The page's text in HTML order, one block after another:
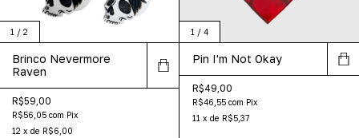
1 / 2
Brinco Nevermore
Raven
R$59,00
R$56,05 com Pix
12 x de R$6,00
1 / 4
Pin I'm Not Okay
R$49,00
R$46,55 com Pix
11 x de R$5,37